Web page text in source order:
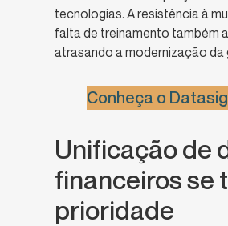
tecnologias. A resistência à
falta de treinamento também
atrasando a modernização da
Conheça o
Unificação de
financeiros se
prioridade